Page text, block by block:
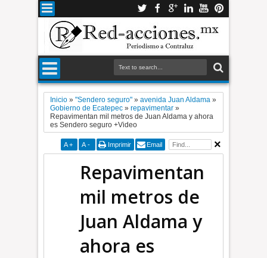
Inicio »"Sendero seguro" »avenida Juan Aldama »
Gobierno de Ecatepec »repavimentar »
Repavimentan mil metros de Juan Aldama y ahora
es Sendero seguro +Video
A + A - Imprimir Email
Repavimentan
mil metros de
Juan Aldama y
ahora es